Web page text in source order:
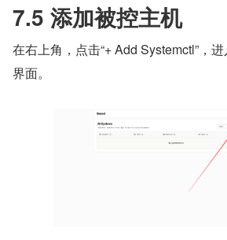
7.5 添加被控主机
在右上角，点击“+ Add Systemctl”，
界面。